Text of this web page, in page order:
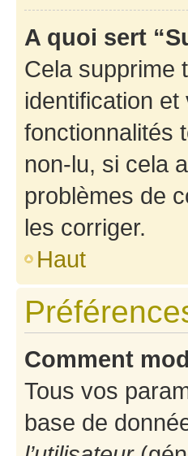
A quoi sert
Cela supprime
identification
fonctionnalités
non-lu, si cela
problèmes de
les corriger.
Haut
Comment
Tous vos
base de